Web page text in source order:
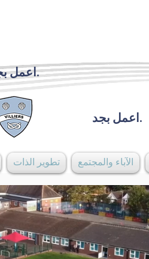
اعمل بجد.
اعمل بجد.
تطوير الذات الآباء والمجتمع